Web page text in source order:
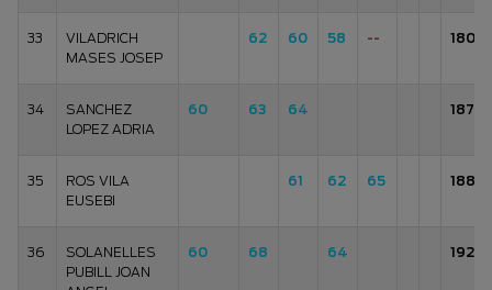
33
VILADRICH
MASES JOSEP
62 60 58 -- 180
34
SANCHEZ
LOPEZ ADRIA
60 63 64 187
35
ROS VILA
EUSEBI
61 62 65 188
36
SOLANELLES
PUBILL JOAN
60 68 64 192